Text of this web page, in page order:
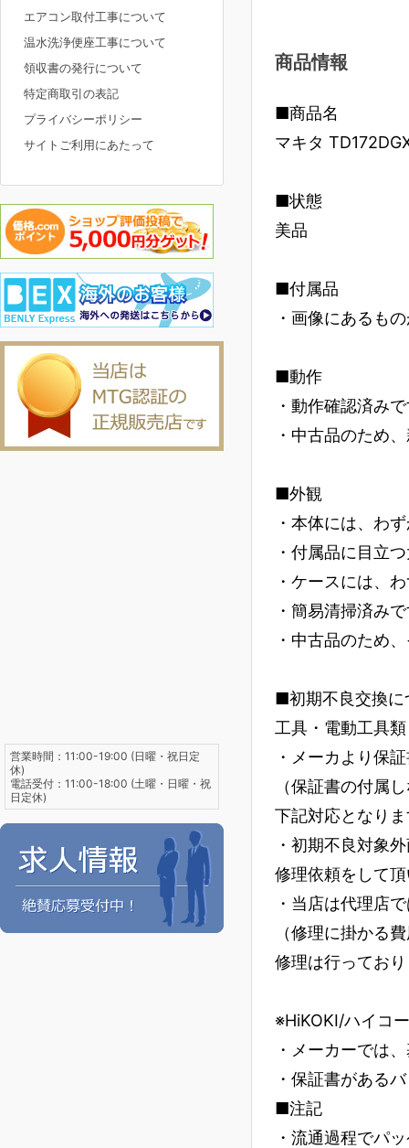
商品情報
■商品名
マキタ
■状態
美品
■付属品
・画像にあるも
■動作
・動作確認済み
・中古品のため
■外観
・本体には、わ
・付属品に目立
・ケースには、
・簡易清掃済み
・中古品のため
■初期不良交換に
工具・電動工具
・メーカより保
（保証書の付属
下記対応となり
・初期不良対象
修理依頼をして
・当店は代理店
（修理に掛かる
修理は行ってお
※HiKOKI/ハイコ
・メーカーでは
・保証書がある
■注記
・流通過程でパ
エアコン取付工事について
温水洗浄便座工事について
領収書の発行について
特定商取引の表記
プライバシーポリシー
サイトご利用にあたって
営業時間：11:00-19:00 (日曜・祝日定
休)
電話受付：11:00-18:00 (土曜・日曜・祝
日定休)